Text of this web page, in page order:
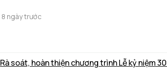
8 ngày trước
Rà soát, hoàn thiện chương trình Lễ kỷ niệm